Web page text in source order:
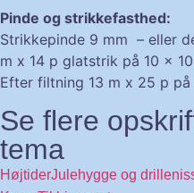
Pinde og strikkefasthed:
Strikkepinde 9 mm – eller
m x 14 p glatstrik på 10 x
Efter filtning 13 m x 25 p på
Se flere
tema
HøjtiderJulehygge og